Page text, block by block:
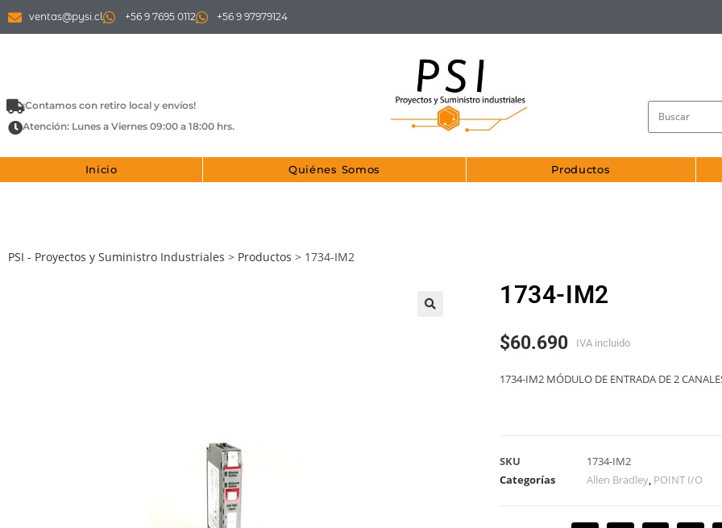
ventas@pysi.cl +56 9 7695 0112 +56 9 97979124
¡Contamos con retiro local y envíos!
Atención: Lunes a Viernes 09:00 a 18:00 hrs.
Inicio Quiénes Somos Productos
PSI - Proyectos y Suministro Industriales > Productos > 1734-IM2
1734-IM2
$60.690 IVA incluido
1734-IM2 MÓDULO DE ENTRADA DE 2
SKU
1734-IM2
Categorías
Allen Bradley, POINT I/O